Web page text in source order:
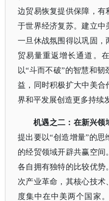
边贸易恢复提供保障，有
于世界经济复苏。建立中
一旦休战氛围得以巩固，
贸易量重返增长通道。
以“斗而不破”的智慧和
益，同时积极扩大中美合
界和平发展创造更多持续
机遇之二：在新兴领
提出要以“创造增量”的思
的经贸领域开辟共赢空间
各自拥有独特的比较优势
次产业革命，其核心技术
度集中在中美两个国家